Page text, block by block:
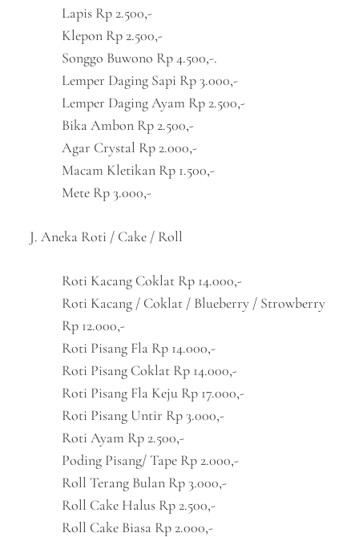
Lapis Rp 2.500,-
Klepon Rp 2.500,-
Songgo Buwono Rp 4.500,-.
Lemper Daging Sapi Rp 3.000,-
Lemper Daging Ayam Rp 2.500,-
Bika Ambon Rp 2.500,-
Agar Crystal Rp 2.000,-
Macam Kletikan Rp 1.500,-
Mete Rp 3.000,-
J. Aneka Roti / Cake / Roll
Roti Kacang Coklat Rp 14.000,-
Roti Kacang / Coklat / Blueberry / Strowberry
Rp 12.000,-
Roti Pisang Fla Rp 14.000,-
Roti Pisang Coklat Rp 14.000,-
Roti Pisang Fla Keju Rp 17.000,-
Roti Pisang Untir Rp 3.000,-
Roti Ayam Rp 2.500,-
Poding Pisang/ Tape Rp 2.000,-
Roll Terang Bulan Rp 3.000,-
Roll Cake Halus Rp 2.500,-
Roll Cake Biasa Rp 2.000,-